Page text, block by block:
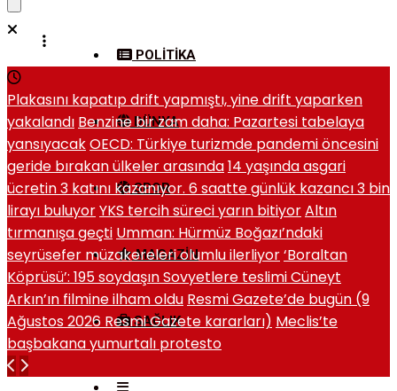
POLITIKA
DÜNYA
SPOR
MAGAZIN
SAĞLIK
Plakasını kapatıp drift yapmıştı, yine drift yaparken
yakalandı Benzine bir zam daha: Pazartesi tabelaya
yansıyacakOECD: Türkiye turizmde pandemi öncesini
geride bırakan ülkeler arasında14 yaşında asgari
ücretin 3 katını kazanıyor. 6 saatte günlük kazancı 3 bin
lirayı buluyorYKS tercih süreci yarın bitiyorAltın
tırmanışa geçti Umman: Hürmüz Boğazı’ndaki
seyrüsefer müzakereleri olumlu ilerliyor‘Boraltan
Köprüsü’: 195 soydaşın Sovyetlere teslimi Cüneyt
Arkın’ın filmine ilham oldu Resmi Gazete’de bugün (9
Ağustos 2026 Resmi Gazete kararları) Meclis’te
başbakana yumurtalı protesto